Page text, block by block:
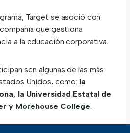
Target se asoció con
que gestiona
a la educación corporativa.
son algunas de las más
Unidos, como: la
la Universidad Estatal de
y Morehouse College.